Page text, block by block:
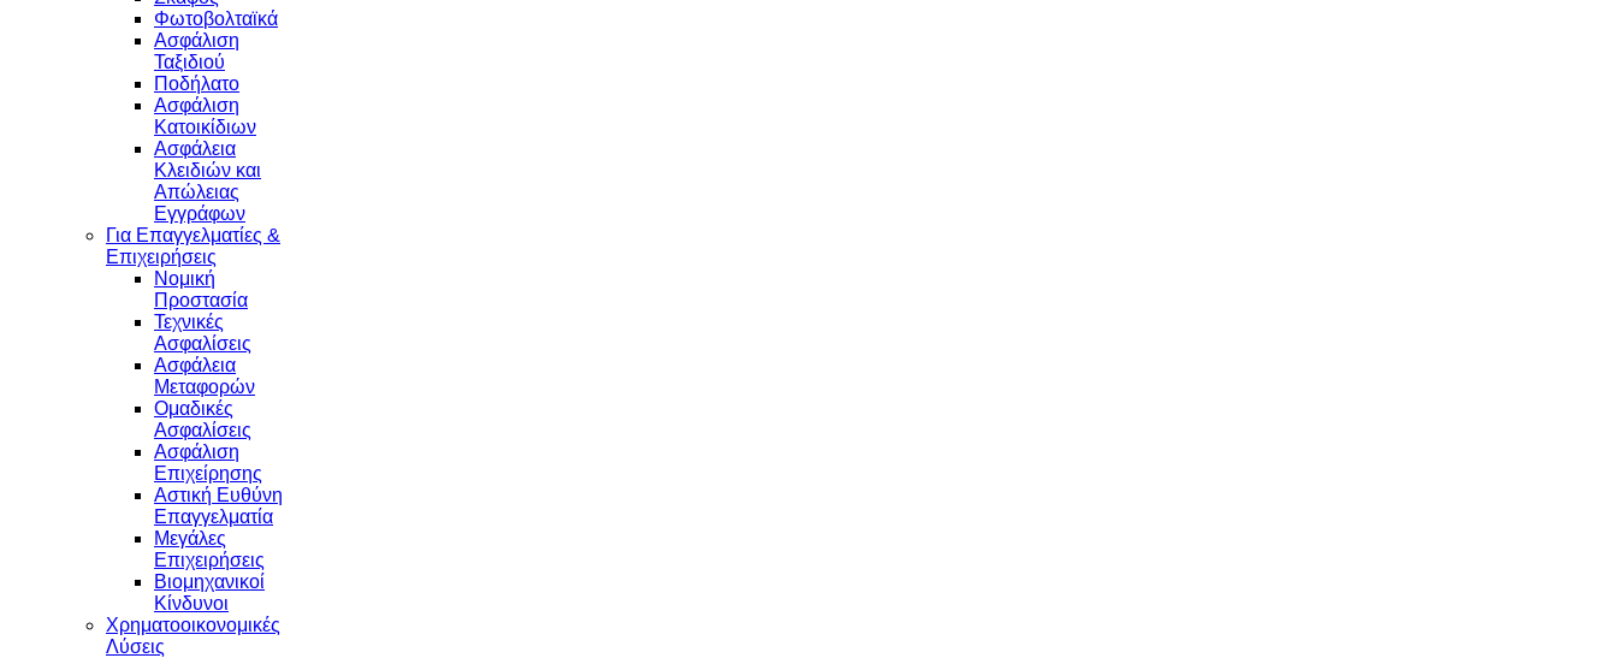
Φωτοβολταϊκά
Ασφάλιση
Ταξιδιού
Ποδήλατο
Ασφάλιση
Κατοικίδιων
Ασφάλεια
Κλειδιών και
Απώλειας
Εγγράφων
Για Επαγγελματίες &
Επιχειρήσεις
Νομική
Προστασία
Τεχνικές
Ασφαλίσεις
Ασφάλεια
Μεταφορών
Ομαδικές
Ασφαλίσεις
Ασφάλιση
Επιχείρησης
Αστική Ευθύνη
Επαγγελματία
Μεγάλες
Επιχειρήσεις
Βιομηχανικοί
Κίνδυνοι
Χρηματοοικονομικές
Λύσεις